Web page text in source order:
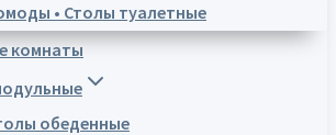
• Столы туалетные
комнаты
обеденные